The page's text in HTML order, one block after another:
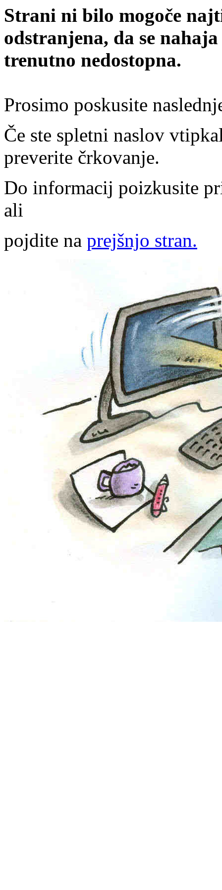
Strani ni bilo mogoče
odstranjena, da se
trenutno nedostopna.
Prosimo poskusite
Če ste spletni naslov
preverite črkovanje.
Do informacij poizkusite
ali
pojdite na prejšnjo stran.